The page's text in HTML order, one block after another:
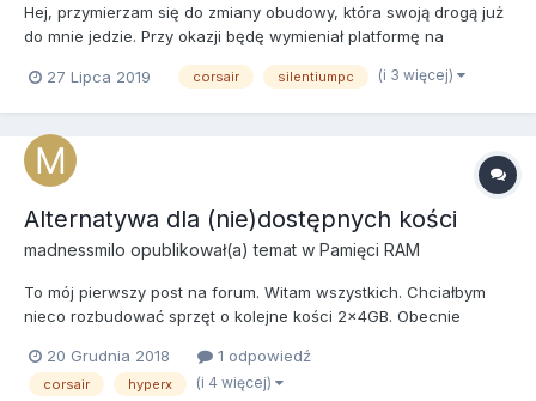
Hej, przymierzam się do zmiany obudowy, która swoją drogą już
do mnie jedzie. Przy okazji będę wymieniał platformę na
jakoś sparować wbudowane wentylatory W armisie do moich
dołączonym...
27 Lipca 2019 corsair silentiumpc (i 3 więcej)
Alternatywa dla (nie)dostępnych kości
madnessmilo opublikował(a) temat w Pamięci RAM
To mój pierwszy post na forum. Witam wszystkich. Chciałbym
nieco rozbudować sprzęt o kolejne kości 2x4GB. Obecnie
Ciężko z dostępnością tych kości w okolicy, więc pojawiają się
dwa pytania; czy takie same, lecz CL16 nie będą się z nimi...
20 Grudnia 2018 1 odpowiedź
corsair hyperx (i 4 więcej)